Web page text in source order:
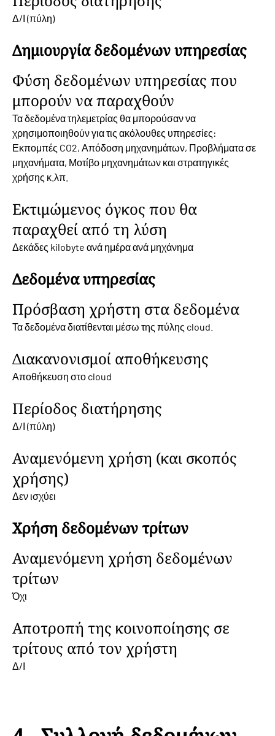
Δ/Ι (πύλη)
Δημιουργία δεδομένων υπηρεσίας
Φύση δεδομένων υπηρεσίας που
μπορούν να παραχθούν
Τα δεδομένα τηλεμετρίας θα μπορούσαν να
χρησιμοποιηθούν για τις ακόλουθες υπηρεσίες:
Εκπομπές CO2, Απόδοση μηχανημάτων, Προβλήματα σε
μηχανήματα, Μοτίβο μηχανημάτων και στρατηγικές
χρήσης κ.λπ.
Εκτιμώμενος όγκος που θα
παραχθεί από τη λύση
Δεκάδες kilobyte ανά ημέρα ανά μηχάνημα
Δεδομένα υπηρεσίας
Πρόσβαση χρήστη στα δεδομένα
Τα δεδομένα διατίθενται μέσω της πύλης cloud.
Διακανονισμοί αποθήκευσης
Αποθήκευση στο cloud
Περίοδος διατήρησης
Δ/Ι (πύλη)
Αναμενόμενη χρήση (και σκοπός
χρήσης)
Δεν ισχύει
Χρήση δεδομένων τρίτων
Αναμενόμενη χρήση δεδομένων
τρίτων
Όχι
Αποτροπή της κοινοποίησης σε
τρίτους από τον χρήστη
Δ/Ι